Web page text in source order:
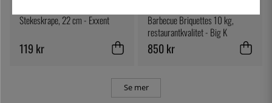
Stekeskrape, 22 cm - Exxent
119 kr
Barbecue Briquettes 10 kg,
restaurantkvalitet - Big K
850 kr
Se mer